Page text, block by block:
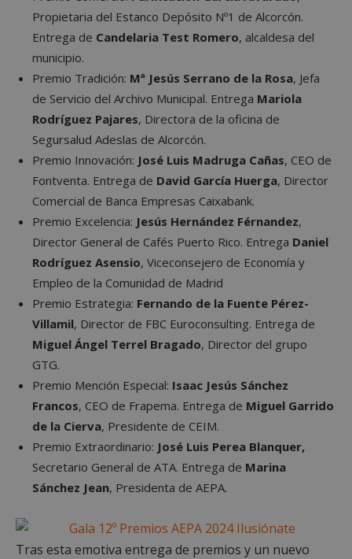
Propietaria del Estanco Depósito Nº1 de Alcorcón.
Entrega de Candelaria Test Romero, alcaldesa del
municipio.
Premio Tradición: Mª Jesús Serrano de la Rosa, Jefa
de Servicio del Archivo Municipal. Entrega Mariola
Rodríguez Pajares, Directora de la oficina de
Segursalud Adeslas de Alcorcón.
Premio Innovación: José Luis Madruga Cañas, CEO de
Fontventa. Entrega de David García Huerga, Director
Comercial de Banca Empresas Caixabank.
Premio Excelencia: Jesús Hernández Férnandez,
Director General de Cafés Puerto Rico. Entrega Daniel
Rodríguez Asensio, Viceconsejero de Economía y
Empleo de la Comunidad de Madrid
Premio Estrategia: Fernando de la Fuente Pérez-
Villamil, Director de FBC Euroconsulting. Entrega de
Miguel Ángel Terrel Bragado, Director del grupo
GTG.
Premio Mención Especial: Isaac Jesús Sánchez
Francos, CEO de Frapema. Entrega de Miguel Garrido
de la Cierva, Presidente de CEIM.
Premio Extraordinario: José Luis Perea Blanquer,
Secretario General de ATA. Entrega de Marina
Sánchez Jean, Presidenta de AEPA.
Tras esta emotiva entrega de premios y un nuevo
Cookies estrictamente necesarias
Cookies de preferencias
Cookies de funcionalidad
Cookies no clasificadas
Las cookies estrictamente necesarias permiten la
funcionalidad principal del sitio web, como el
inicio de sesión de usuario y la gestión de cuentas.
El sitio web no se puede utilizar correctamente sin
las cookies estrictamente necesarias.
alcorconhoy.com